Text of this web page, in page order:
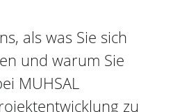
als was Sie sich
und warum Sie
MUHSAL
zu